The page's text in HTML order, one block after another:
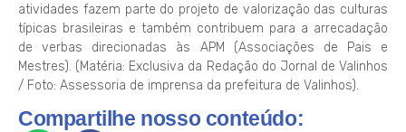
atividades fazem parte do projeto de valorização das culturas
típicas brasileiras e também contribuem para a arrecadação
de verbas direcionadas às APM (Associações de Pais e
Mestres). (Matéria: Exclusiva da Redação do Jornal de Valinhos
/ Foto: Assessoria de imprensa da prefeitura de Valinhos).
Compartilhe nosso conteúdo: